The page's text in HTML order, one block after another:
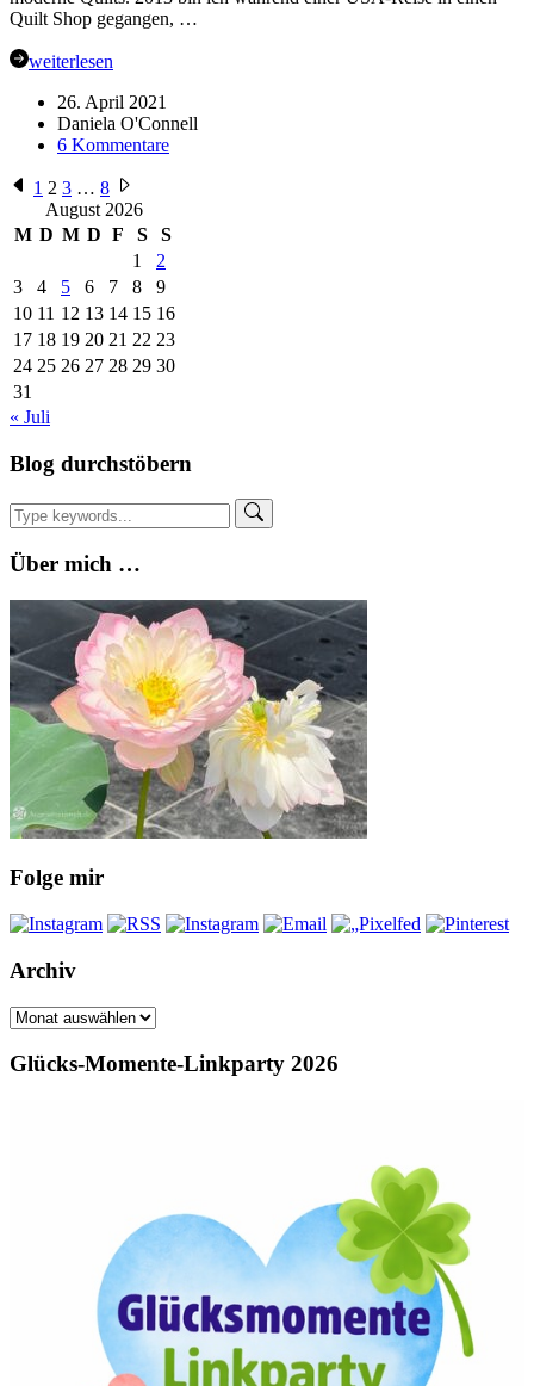
Quilt Shop gegangen, …
weiterlesen
26. April 2021
Daniela O'Connell
6 Kommentarezu
blockMquilts
Seitennummerierung
der
1 2 3 … 8
August 2026
M D M D F S
S
1
2
3
4 5 6 7 8
9
10 11 12 13 14 15 16
17 18 19 20 21 22 23
24 25 26 27 28 29 30
31
« Juli
Blog durchstöbern
Über mich …
Folge mir
Archiv
Archiv
Glücks-Momente-Linkparty 2026